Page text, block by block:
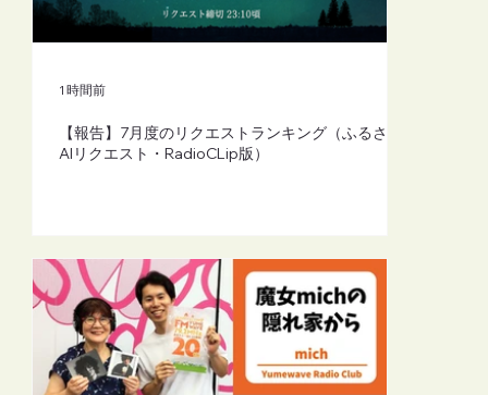
【FM-YRC】魔女michの隠れ家から
【報告】7月度のリクエストランキング（ふるさと
AIリクエスト・RadioCLip版）
1 時間前